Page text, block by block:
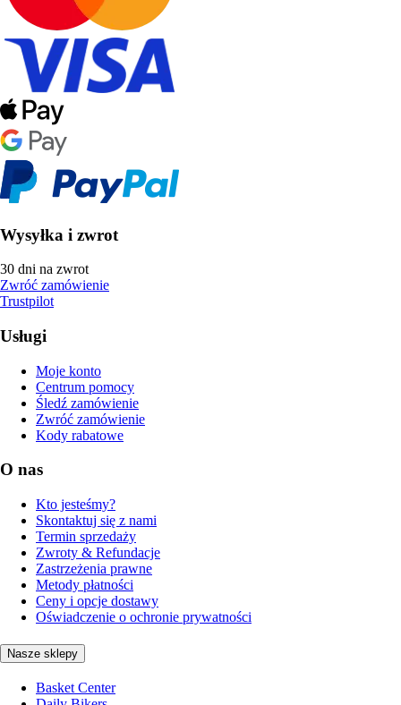
Wysyłka i zwrot
30 dni na zwrot
Zwróć zamówienie
Trustpilot
Usługi
Moje konto
Centrum pomocy
Śledź zamówienie
Zwróć zamówienie
Kody rabatowe
O nas
Kto jesteśmy?
Skontaktuj się z nami
Termin sprzedaży
Zwroty & Refundacje
Zastrzeżenia prawne
Metody płatności
Ceny i opcje dostawy
Oświadczenie o ochronie prywatności
Nasze sklepy
Basket Center